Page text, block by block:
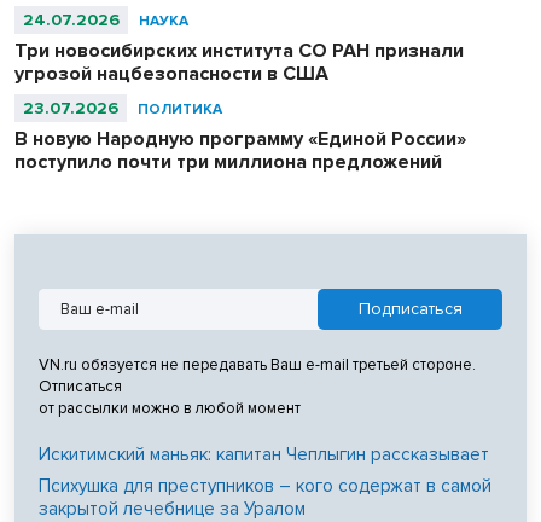
24.07.2026 НАУКА
Три новосибирских института СО РАН признали
угрозой нацбезопасности в США
23.07.2026 ПОЛИТИКА
В новую Народную программу «Единой России»
поступило почти три миллиона предложений
VN.ru обязуется не передавать Ваш e-mail третьей стороне.
Отписаться
от рассылки можно в любой момент
Искитимский маньяк: капитан Чеплыгин рассказывает
Психушка для преступников – кого содержат в самой
закрытой лечебнице за Уралом